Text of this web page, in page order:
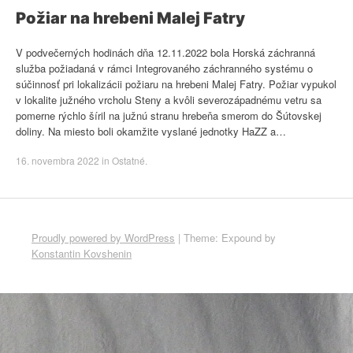
Požiar na hrebeni Malej Fatry
V podvečerných hodinách dňa 12.11.2022 bola Horská záchranná
služba požiadaná v rámci Integrovaného záchranného systému o
súčinnosť pri lokalizácii požiaru na hrebeni Malej Fatry. Požiar vypukol
v lokalite južného vrcholu Steny a kvôli severozápadnému vetru sa
pomerne rýchlo šíril na južnú stranu hrebeňa smerom do Šútovskej
doliny. Na miesto boli okamžite vyslané jednotky HaZZ a…
16. novembra 2022 in Ostatné
Proudly powered by WordPress | Theme: Expound by
Konstantin Kovshenin